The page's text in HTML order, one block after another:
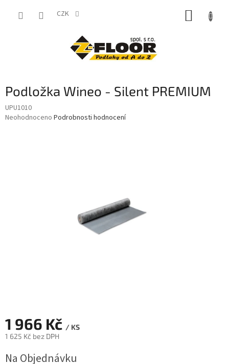
CZK
Podložka Wineo - Silent PREMIUM
UPU1010
Průměrné
Neohodnoceno Podrobnosti hodnocení
1 966 Kč / KS
1 625 Kč bez DPH
cena:
Na Objednávku